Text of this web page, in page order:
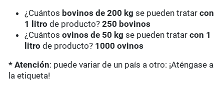
¿Cuántos bovinos de 200 kg se pueden tratarcon
1 litro de producto?250 bovinos
¿Cuántosovinos de 50 kg se pueden tratarcon 1
litro de producto? 1000 ovinos
* Atención: puede variar de un país a otro: ¡Aténgase a
la etiqueta!